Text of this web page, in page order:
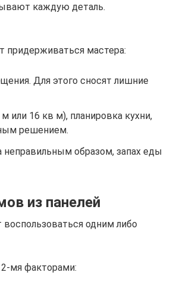
каждую деталь.
придерживаться мастера:
Для этого сносят лишние
или 16 кв м), планировка кухни,
решением.
неправильным образом, запах еды
из панелей
одним либо
2-мя факторами: